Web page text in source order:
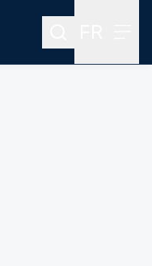
Rechercher